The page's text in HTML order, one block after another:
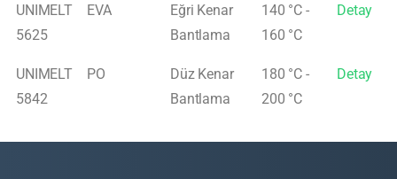
UNIMELT
5625
EVA
Eğri Kenar
Bantlama
140 °C -
160 °C
Detay
UNIMELT
5842
PO
Düz Kenar
Bantlama
180 °C -
200 °C
Detay